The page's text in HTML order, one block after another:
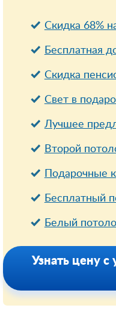
Скидка 68%
Бесплатная
Cкидка
Свет в
Лучшее
Второй
Подарочные
Бесплатный
Белый
Узнать цену